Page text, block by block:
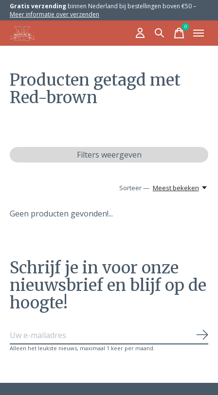
Gratis verzending binnen Nederland bij bestellingen boven €50 –
Meer informatie over verzenden
0items
Producten getagd met
Red-brown
Filters weergeven
Sorteer — Meest bekeken
Geen producten gevonden!...
Schrijf je in voor onze
nieuwsbrief en blijf op de
hoogte!
Alleen het leukste nieuws, maximaal 1 keer per maand.